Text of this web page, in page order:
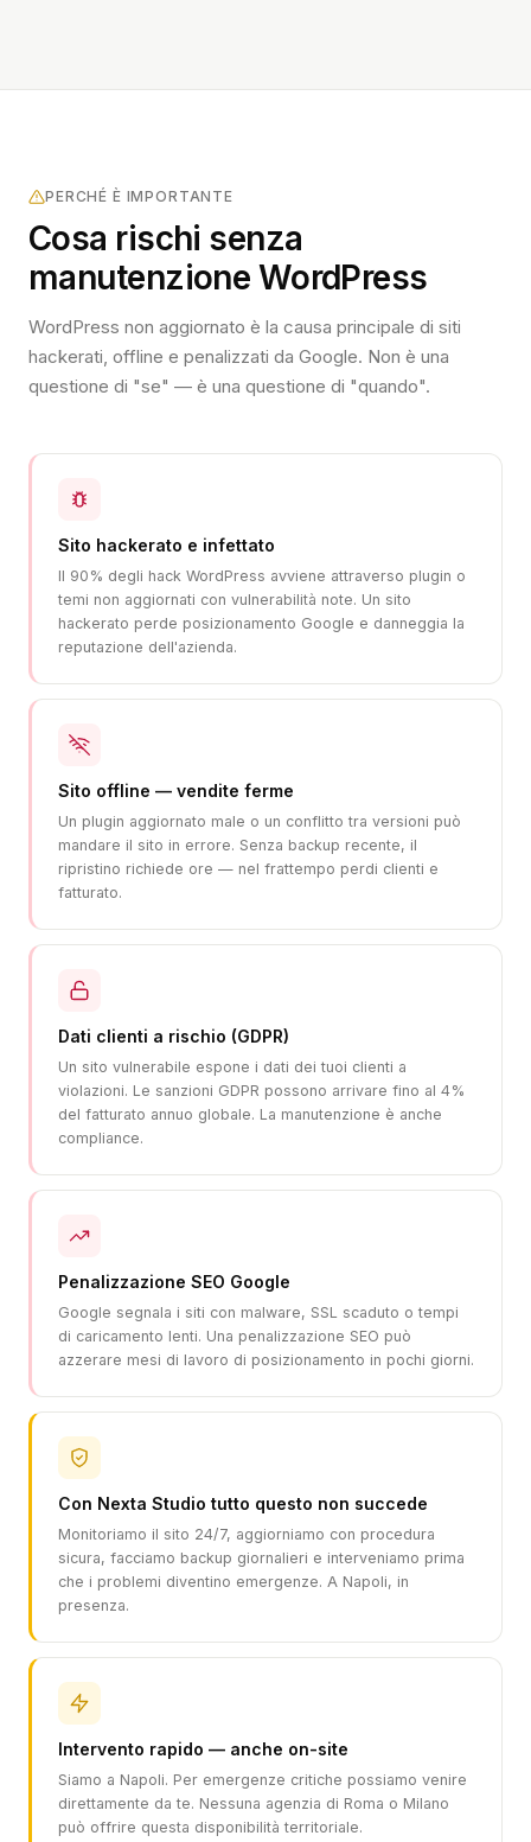
PERCHÉ È IMPORTANTE
Cosa rischi senza
manutenzione WordPress
WordPress non aggiornato è la causa principale di siti
hackerati, offline e penalizzati da Google. Non è una
questione di "se" — è una questione di "quando".
Sito hackerato e infettato
Il 90% degli hack WordPress avviene attraverso plugin o
temi non aggiornati con vulnerabilità note. Un sito
hackerato perde posizionamento Google e danneggia la
reputazione dell'azienda.
Sito offline — vendite ferme
Un plugin aggiornato male o un conflitto tra versioni può
mandare il sito in errore. Senza backup recente, il
ripristino richiede ore — nel frattempo perdi clienti e
fatturato.
Dati clienti a rischio (GDPR)
Un sito vulnerabile espone i dati dei tuoi clienti a
violazioni. Le sanzioni GDPR possono arrivare fino al 4%
del fatturato annuo globale. La manutenzione è anche
compliance.
Penalizzazione SEO Google
Google segnala i siti con malware, SSL scaduto o tempi
di caricamento lenti. Una penalizzazione SEO può
azzerare mesi di lavoro di posizionamento in pochi giorni.
Con Nexta Studio tutto questo non succede
Monitoriamo il sito 24/7, aggiorniamo con procedura
sicura, facciamo backup giornalieri e interveniamo prima
che i problemi diventino emergenze. A Napoli, in
presenza.
Intervento rapido — anche on-site
Siamo a Napoli. Per emergenze critiche possiamo venire
direttamente da te. Nessuna agenzia di Roma o Milano
può offrire questa disponibilità territoriale.